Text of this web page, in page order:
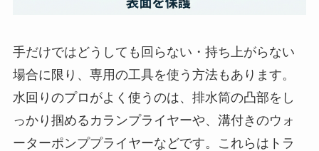
手だけではどうしても回らない・持ち上がらない
場合に限り、専用の工具を使う方法もあります。
水回りのプロがよく使うのは、排水筒の凸部をし
っかり掴めるカランプライヤーや、溝付きのウォ
ーターポンププライヤーなどです。これらはトラ